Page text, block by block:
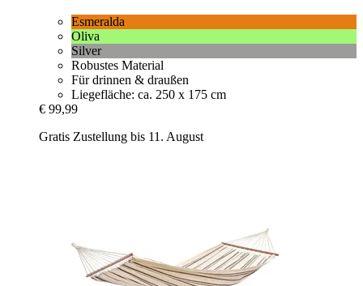
Esmeralda
Oliva
Silver
Robustes Material
Für drinnen & draußen
Liegefläche: ca. 250 x 175 cm
€ 99,99
Gratis Zustellung bis 11. August